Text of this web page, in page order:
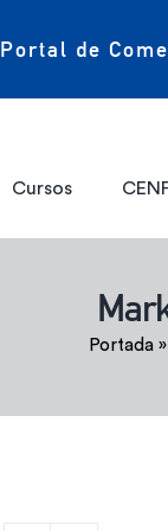
Portal de
Cursos
Portada»